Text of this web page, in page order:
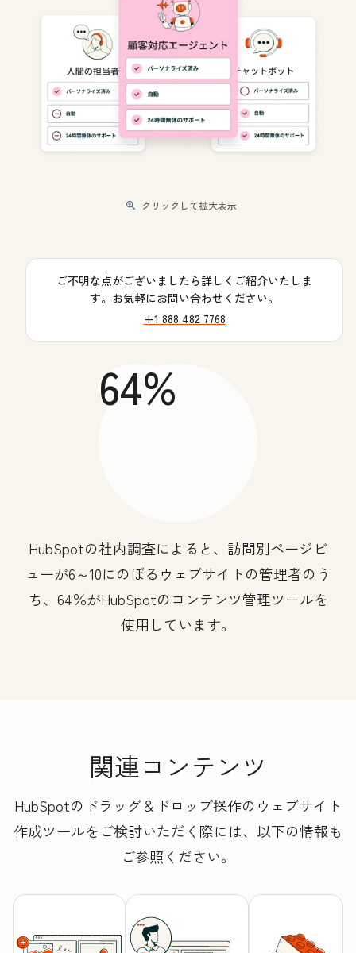
クリックして拡大表示
ご不明な点がございましたら詳しくご紹介いたしま
す。お気軽にお問い合わせください。
+1 888 482 7768
64%
HubSpotの社内調査によると、訪問別ページビ
ューが6～10にのぼるウェブサイトの管理者のう
ち、64％がHubSpotのコンテンツ管理ツールを
使用しています。
関連コンテンツ
HubSpotのドラッグ＆ドロップ操作のウェブサイト
作成ツールをご検討いただく際には、以下の情報も
ご参照ください。